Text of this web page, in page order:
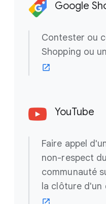
Google
Contester ou
Shopping ou
YouTube
Faire appel
non-respect
communauté
la clôture d'un